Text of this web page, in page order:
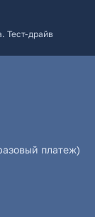
Тест-драйв
платеж)